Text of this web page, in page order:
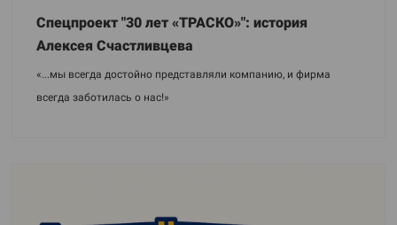
Спецпроект "30 лет «ТРАСКО»": история
Алексея Счастливцева
«...мы всегда достойно представляли компанию, и фирма
всегда заботилась о нас!»